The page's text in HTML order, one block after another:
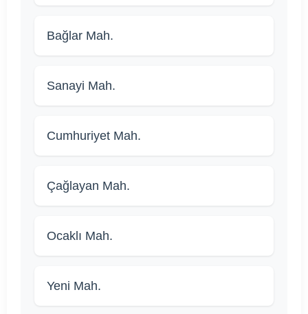
Bağlar Mah.
Sanayi Mah.
Cumhuriyet Mah.
Çağlayan Mah.
Ocaklı Mah.
Yeni Mah.